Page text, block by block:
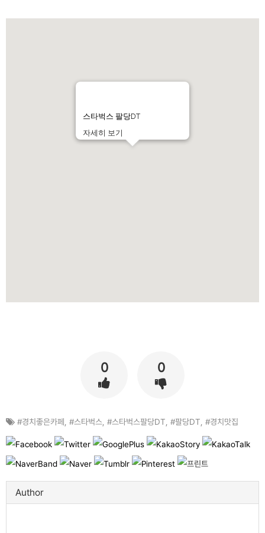
0 0
#경치좋은카페 #스타벅스 #스타벅스팔당DT #팔당DT #경치맛집
Author